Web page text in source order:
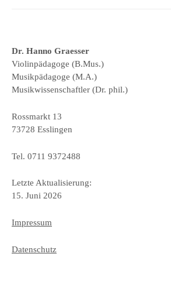
Dr. Hanno Graesser
Violinpädagoge (B.Mus.)
Musikpädagoge (M.A.)
Musikwissenschaftler (Dr. phil.)
Rossmarkt 13
73728 Esslingen
Tel. 0711 9372488
Letzte Aktualisierung:
15. Juni 2026
Impressum
Datenschutz